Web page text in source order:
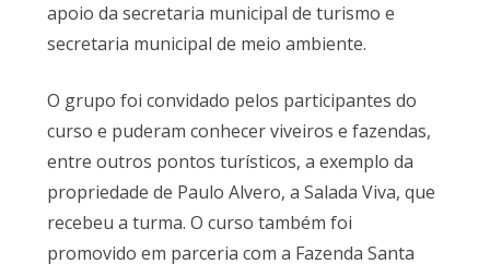
apoio da secretaria municipal de turismo e
secretaria municipal de meio ambiente.
O grupo foi convidado pelos participantes do
curso e puderam conhecer viveiros e fazendas,
entre outros pontos turísticos, a exemplo da
propriedade de Paulo Alvero, a Salada Viva, que
recebeu a turma. O curso também foi
promovido em parceria com a Fazenda Santa